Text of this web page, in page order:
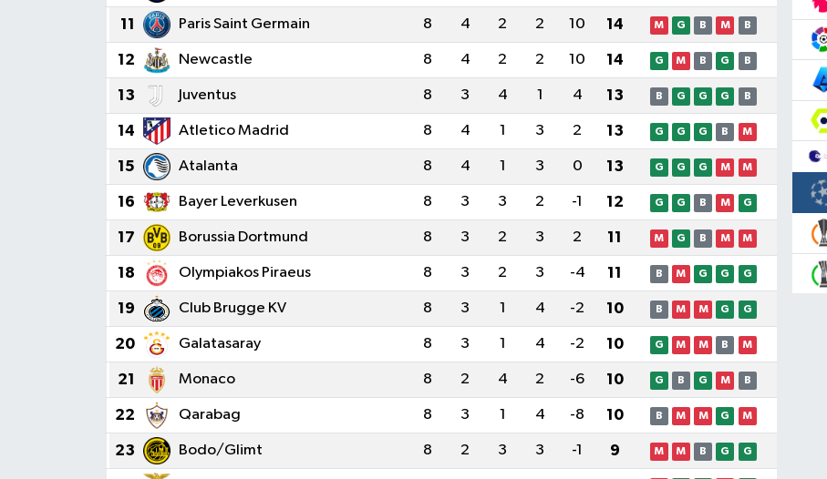
11 Paris Saint Germain 8 4 2 2 10 14 M G B M B
12 Newcastle 8 4 2 2 10 14 G M B G B
13 Juventus 8 3 4 1 4 13 B G G G B
14 Atletico Madrid 8 4 1 3 2 13 G G G B M
15 Atalanta 8 4 1 3 0 13 G G G M M
16 Bayer Leverkusen 8 3 3 2 -1 12 G G B M G
17 Borussia Dortmund 8 3 2 3 2 11 M G B M M
18 Olympiakos Piraeus 8 3 2 3 -4 11 B M G G G
19 Club Brugge KV 8 3 1 4 -2 10 B M M G G
20 Galatasaray 8 3 1 4 -2 10 G M M B M
21 Monaco 8 2 4 2 -6 10 G B G M B
22 Qarabag 8 3 1 4 -8 10 B M M G M
23 Bodo/Glimt 8 2 3 3 -1 9 M M B G G